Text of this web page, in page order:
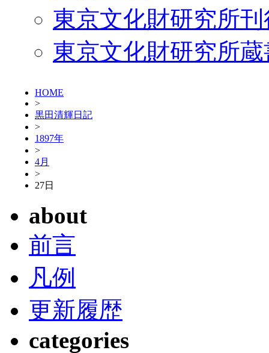
東京文化財研究所
東京文化財研究所
HOME
>
黒田清輝日記
>
1897年
>
4月
>
27日
about
前言
凡例
更新履歴
categories